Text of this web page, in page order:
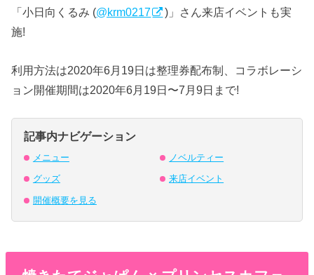
「小日向くるみ (@krm0217
)」さん来店イベントも実
施!
利用方法は2020年6月19日は整理券配布制、コラボレーシ
ョン開催期間は2020年6月19日〜7月9日まで!
記事内ナビゲーション
メニュー ノベルティー
グッズ 来店イベント
開催概要を見る